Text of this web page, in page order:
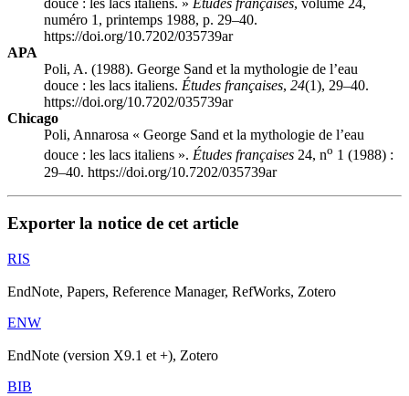
douce : les lacs italiens. » Études françaises, volume 24,
numéro 1, printemps 1988, p. 29–40.
https://doi.org/10.7202/035739ar
APA
Poli, A. (1988). George Sand et la mythologie de l’eau
douce : les lacs italiens. Études françaises, 24(1), 29–40.
https://doi.org/10.7202/035739ar
Chicago
Poli, Annarosa « George Sand et la mythologie de l’eau
douce : les lacs italiens ». Études françaises 24, no 1 (1988) :
29–40. https://doi.org/10.7202/035739ar
Exporter la notice de cet article
RIS
EndNote, Papers, Reference Manager, RefWorks, Zotero
ENW
EndNote (version X9.1 et +), Zotero
BIB